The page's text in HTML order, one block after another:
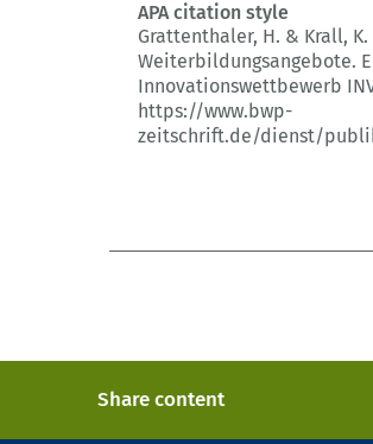
APA citation style
Grattenthaler, H. & Krall, K.
Weiterbildungsangebote.
Innovationswettbewerb
https://www.bwp-
zeitschrift.de/dienst/
Share content